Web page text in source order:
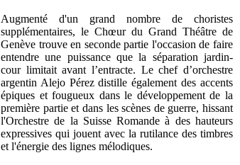
Augmenté d'un grand nombre de choristes
supplémentaires, le Chœur du Grand Théâtre de
Genève trouve en seconde partie l'occasion de faire
entendre une puissance que la séparation jardin-
cour limitait avant l’entracte. Le chef d’orchestre
argentin Alejo Pérez distille également des accents
épiques et fougueux dans le développement de la
première partie et dans les scènes de guerre, hissant
l'Orchestre de la Suisse Romande à des hauteurs
expressives qui jouent avec la rutilance des timbres
et l'énergie des lignes mélodiques.